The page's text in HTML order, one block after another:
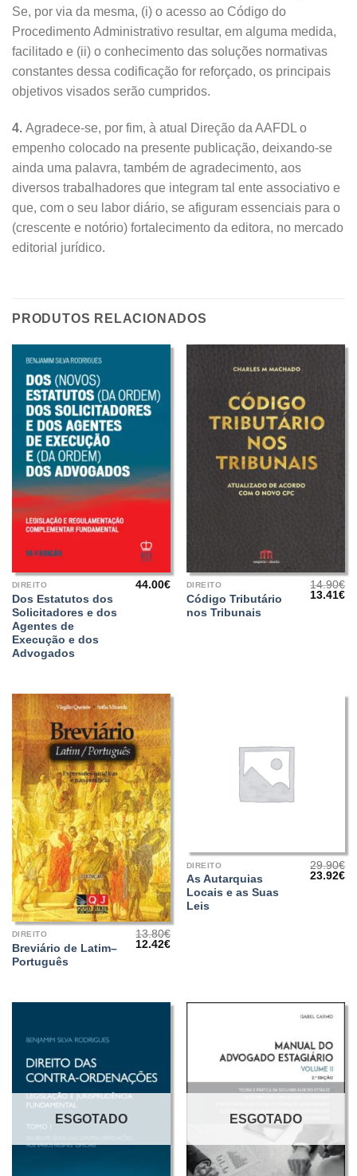
Se, por via da mesma, (i) o acesso ao Código do
Procedimento Administrativo resultar, em alguma medida,
facilitado e (ii) o conhecimento das soluções normativas
constantes dessa codificação for reforçado, os principais
objetivos visados serão cumpridos.
4. Agradece-se, por fim, à atual Direção da AAFDL o
empenho colocado na presente publicação, deixando-se
ainda uma palavra, também de agradecimento, aos
diversos trabalhadores que integram tal ente associativo e
que, com o seu labor diário, se afiguram essenciais para o
(crescente e notório) fortalecimento da editora, no mercado
editorial jurídico.
PRODUTOS RELACIONADOS
DIREITO
Dos Estatutos dos
Solicitadores e dos
Agentes de
Execução e dos
Advogados
44.00€ DIREITO
Código Tributário
nos Tribunais
14.90€
O
13.41€O
DIREITO
Breviário de Latim–
Português
13.80€
O
12.42€O
DIREITO
As Autarquias
Locais e as Suas
Leis
29.90€
O
23.92€O
ESGOTADO ESGOTADO